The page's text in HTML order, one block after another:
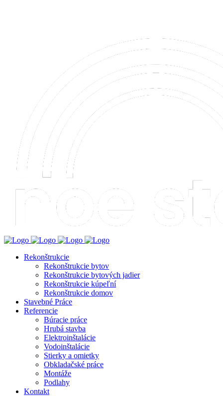
Rekonštrukcie
Rekonštrukcie bytov
Rekonštrukcie bytových jadier
Rekonštrukcie kúpeľní
Rekonštrukcie domov
Stavebné Práce
Referencie
Búracie práce
Hrubá stavba
Elektroinštalácie
Vodoinštalácie
Stierky a omietky
Obkladačské práce
Montáže
Podlahy
Kontakt